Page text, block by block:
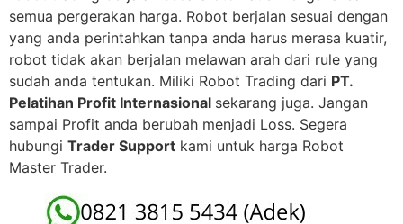
semua pergerakan harga. Robot berjalan sesuai dengan
yang anda perintahkan tanpa anda harus merasa kuatir,
robot tidak akan berjalan melawan arah dari rule yang
sudah anda tentukan. Miliki Robot Trading dari PT.
Pelatihan Profit Internasional sekarang juga. Jangan
sampai Profit anda berubah menjadi Loss. Segera
hubungi Trader Support kami untuk harga Robot
Master Trader.